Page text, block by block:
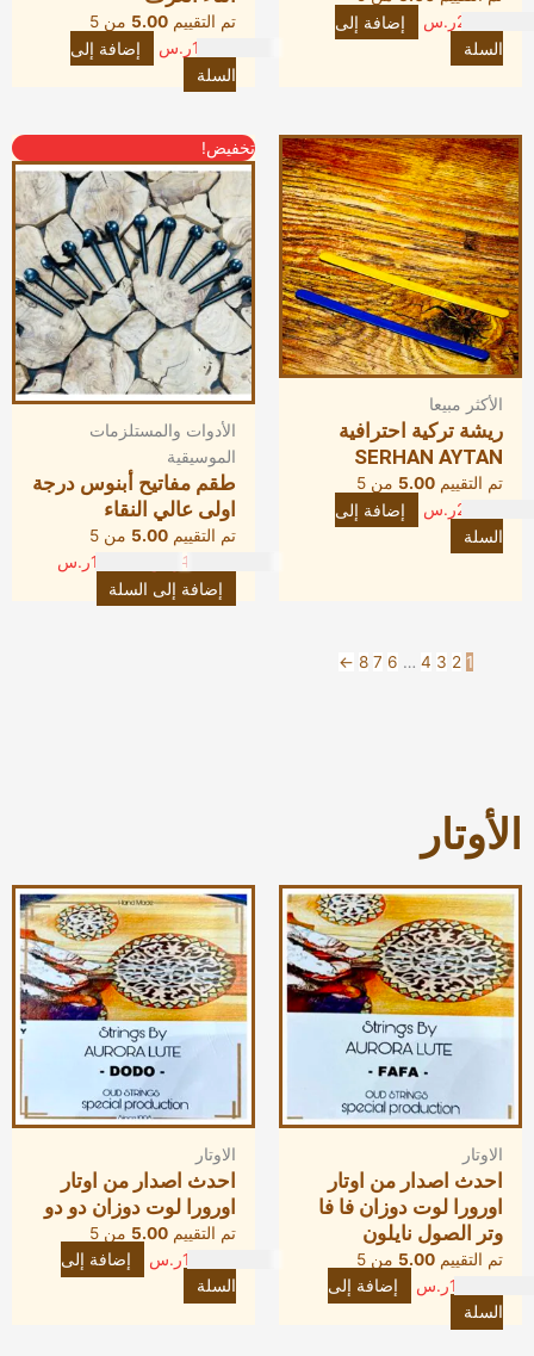
20.00ر.س
إضافة إلى
السلة
تم التقييم5.00 من 5
10.00ر.س
إضافة إلى
السلة
الأكثر مبيعا
ريشة تركية احترافية
SERHAN AYTAN
تم التقييم5.00 من 5
20.00ر.س
إضافة إلى
السلة
تخفيض!
الأدوات والمستلزمات
الموسيقية
طقم مفاتيح أبنوس درجة
اولى عالي النقاء
تم التقييم5.00 من 5
150.00
الأصلي
هو:
150.00ر.س.
120.00ر.س
الحالي
هو:
120.00ر.س.
إضافة إلى السلة
1
2
3
4
…
6
7
8
←
الأوتار
الاوتار
احدث اصدار من اوتار
اورورا لوت دوزان فا فا
وتر الصول نايلون
تم التقييم5.00 من 5
180.00ر.س
إضافة إلى
السلة
الاوتار
احدث اصدار من اوتار
اورورا لوت دوزان دو دو
تم التقييم5.00 من 5
180.00ر.س
إضافة إلى
السلة